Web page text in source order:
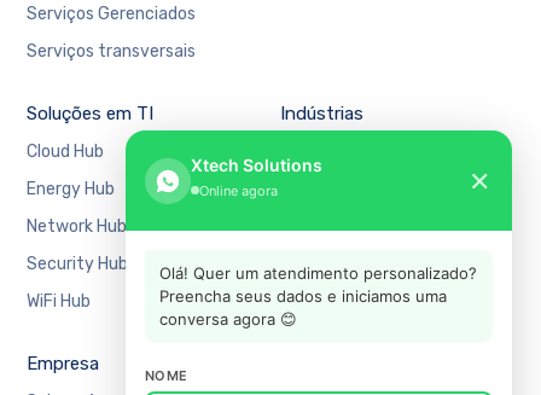
Serviços Gerenciados
Serviços transversais
Soluções em TI
Cloud Hub
Energy Hub
Network Hub
Security Hub
WiFi Hub
Indústrias
Manufatura
Mercado Financeiro
Varejo
Empresa
Xtech Solutions
Online agora ✕
Olá! Quer um atendimento personalizado?
Preencha seus dados e iniciamos uma
conversa agora 😊
NOME